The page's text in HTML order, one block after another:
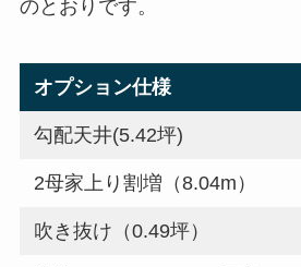
のとおりです。
オプション仕様
勾配天井(5.42坪)
2母家上り割増（8.04m）
吹き抜け（0.49坪）